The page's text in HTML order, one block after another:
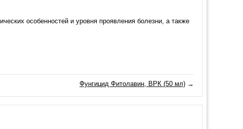
особенностей и уровня проявления болезни, а также
Фунгицид Фитолавин, ВРК (50 мл) →